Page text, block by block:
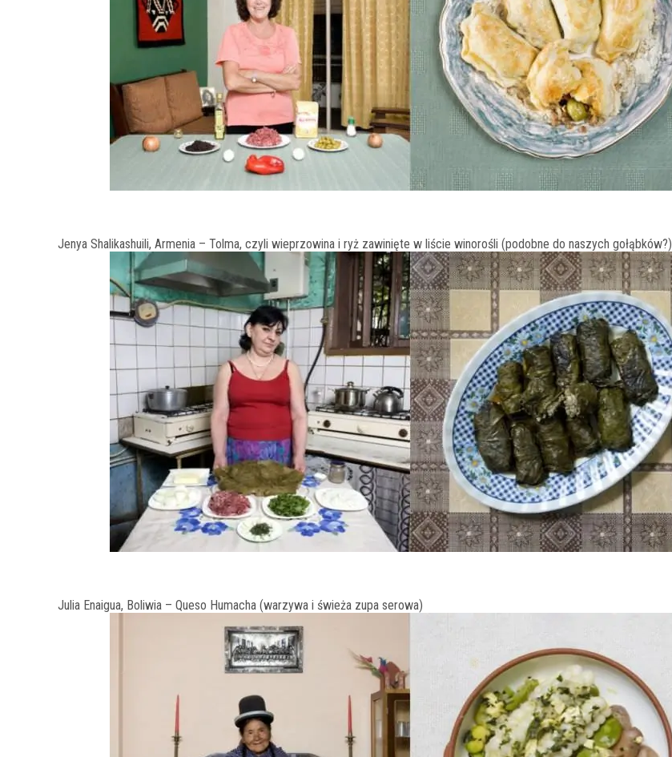
Jenya Shalikashuili, Armenia – Tolma, czyli wieprzowina i ryż zawinięte w liście winorośli (podobne do naszych gołąbków?)
Julia Enaigua, Boliwia – Queso Humacha (warzywa i świeża zupa serowa)